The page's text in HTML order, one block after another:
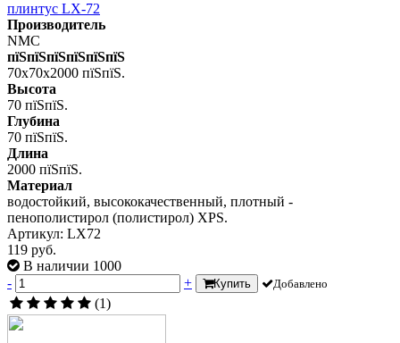
плинтус LX-72
Производитель
NMC
пїЅпїЅпїЅпїЅпїЅпїЅ
70x70x2000 пїЅпїЅ.
Высота
70 пїЅпїЅ.
Глубина
70 пїЅпїЅ.
Длина
2000 пїЅпїЅ.
Материал
водостойкий, высококачественный, плотный -
пенополистирол (полистирол) XPS.
Артикул: LX72
119 руб.
В наличии 1000
-
+ Купить Добавлено
(1)